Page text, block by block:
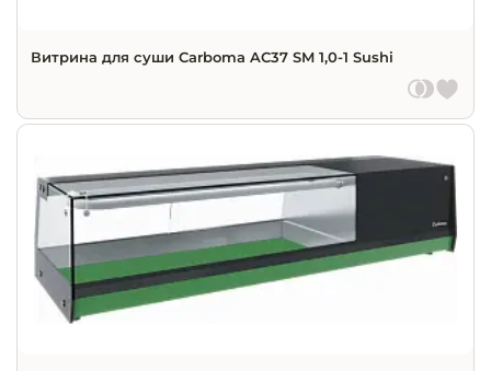
Витрина для суши Carboma AC37 SM 1,0-1 Sushi